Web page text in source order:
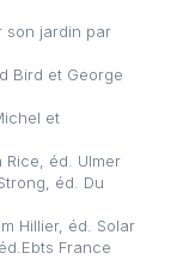
son jardin par
Bird et George
et
Rice, éd. Ulmer
éd. Du
Hillier, éd. Solar
France